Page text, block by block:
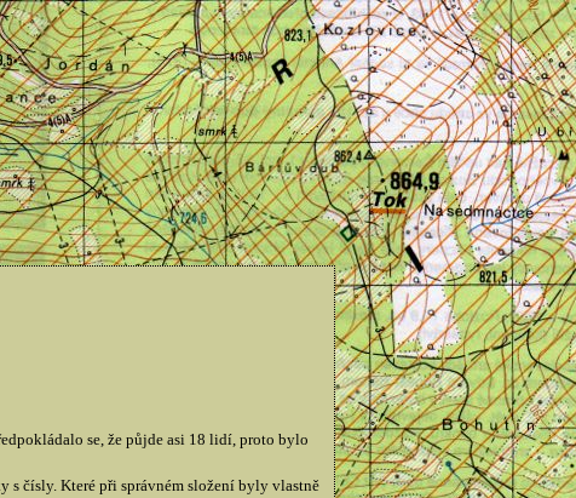
se, že půjde asi 18 lidí, proto bylo
čísly. Které při správném složení byly vlastně